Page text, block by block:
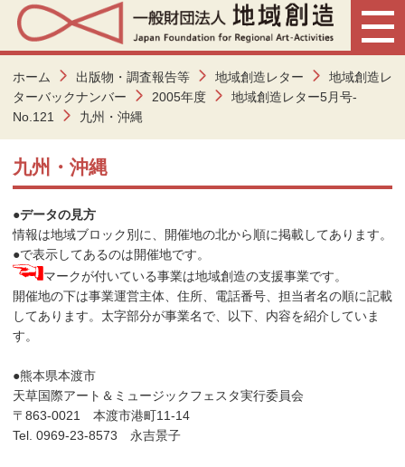
ホーム 出版物・調査報告等 地域創造レター
地域創造レ
ターバックナンバー
2005年度
地域創造レター5月号-
No.121
九州・沖縄
九州・沖縄
●データの見方
情報は地域ブロック別に、開催地の北から順に掲載してあります。
●で表示してあるのは開催地です。
マークが付いている事業は地域創造の支援事業です。
開催地の下は事業運営主体、住所、電話番号、担当者名の順に記載
してあります。太字部分が事業名で、以下、内容を紹介していま
す。
●熊本県本渡市
天草国際アート＆ミュージックフェスタ実行委員会
〒863-0021 本渡市港町11-14
Tel. 0969-23-8573 永吉景子